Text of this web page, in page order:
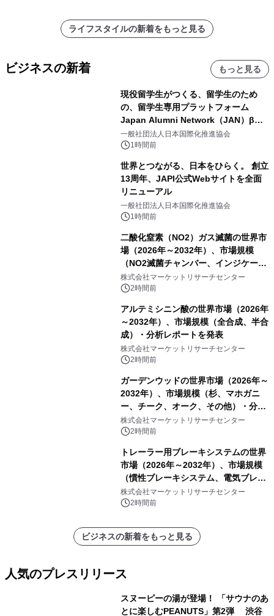
ライフスタイルの新着をもっと見る
ビジネスの新着 もっと見る
現役留学生がつくる、留学生のため
の、留学生専用プラットフォーム
Japan Alumni Network（JAN）β版
をリリース
一般社団法人日本国際化推進協会
1時間前
世界とつながる、日本をひらく。 創立
13周年、JAPI公式Webサイトを全面
リニューアル
一般社団法人日本国際化推進協会
1時間前
二酸化窒素（NO2）ガス滅菌の世界市
場（2026年～2032年）、市場規模
（NO2滅菌チャンバー、インジケータ
ーおよびモニタリングシステム、その
他）・分析レポートを発表
株式会社マーケットリサーチセンター
2時間前
アルテミシニン酸の世界市場（2026年
～2032年）、市場規模（全合成、半合
成）・分析レポートを発表
株式会社マーケットリサーチセンター
2時間前
ガーデンウッドの世界市場（2026年～
2032年）、市場規模（杉、マホガニ
ー、チーク、オーク、その他）・分析
レポートを発表
株式会社マーケットリサーチセンター
2時間前
トレーラー用ブレーキシステムの世界
市場（2026年～2032年）、市場規模
（慣性ブレーキシステム、電気ブレー
キシステム、その他）・分析レポート
を発表
株式会社マーケットリサーチセンター
2時間前
ビジネスの新着をもっと見る
人気のプレスリリース
スヌーピーの湯が登場！ 「サウナのあ
とに楽しむPEANUTS」第2弾 渋谷